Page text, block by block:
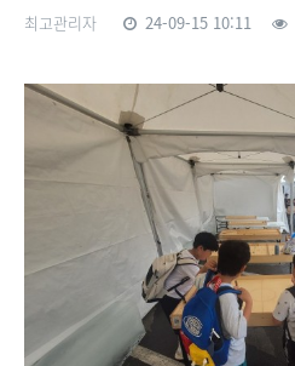
최고관리자 24-09-15 10:11
본문